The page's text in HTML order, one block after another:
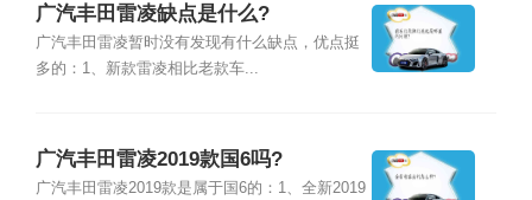
广汽丰田雷凌缺点是什么?
广汽丰田雷凌暂时没有发现有什么缺点，优点挺
多的：1、新款雷凌相比老款车...
广汽丰田雷凌2019款国6吗?
广汽丰田雷凌2019款是属于国6的：1、全新2019